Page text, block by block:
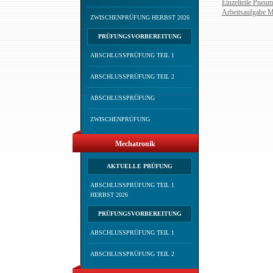
ZWISCHENPRÜFUNG HERBST 2026
PRÜFUNGSVORBEREITUNG
ABSCHLUSSPRÜFUNG TEIL 1
ABSCHLUSSPRÜFUNG TEIL 2
ABSCHLUSSPRÜFUNG
ZWISCHENPRÜFUNG
Mechatronik
AKTUELLE PRÜFUNG
ABSCHLUSSPRÜFUNG TEIL 1
HERBST 2026
PRÜFUNGSVORBEREITUNG
ABSCHLUSSPRÜFUNG TEIL 1
ABSCHLUSSPRÜFUNG TEIL 2
Einzelteile
Arbeitsaufgabe